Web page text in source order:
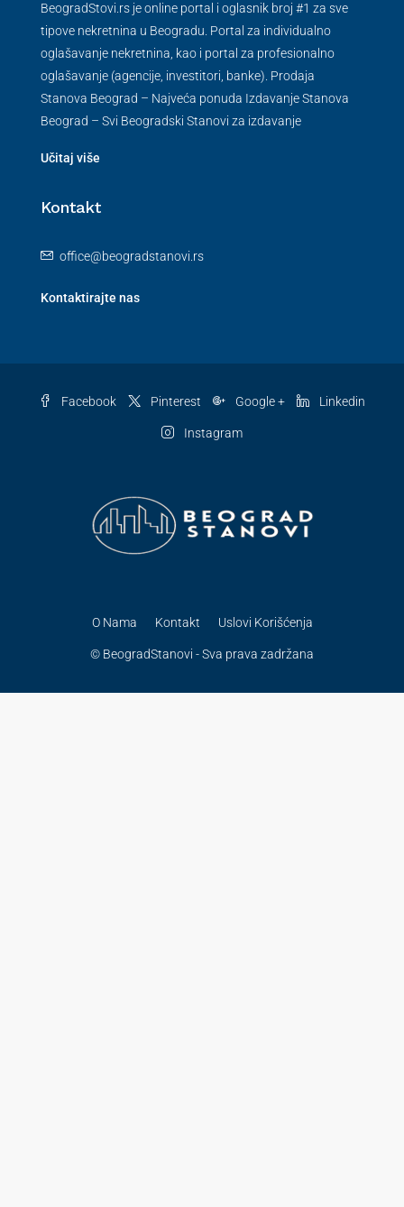
BeogradStovi.rs je online portal i oglasnik broj #1 za sve
tipove nekretnina u Beogradu. Portal za individualno
oglašavanje nekretnina, kao i portal za profesionalno
oglašavanje (agencije, investitori, banke). Prodaja
Stanova Beograd – Najveća ponuda Izdavanje Stanova
Beograd – Svi Beogradski Stanovi za izdavanje
Učitaj više
Kontakt
office@beogradstanovi.rs
Kontaktirajte nas
Facebook Pinterest Google + Linkedin
Instagram
O Nama Kontakt Uslovi Korišćenja
© BeogradStanovi - Sva prava zadržana